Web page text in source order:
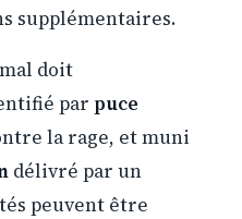
supplémentaires.
doit
par puce
la rage, et muni
délivré par un
peuvent être